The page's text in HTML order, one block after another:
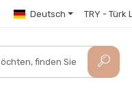
Deutsch TRY - Türk